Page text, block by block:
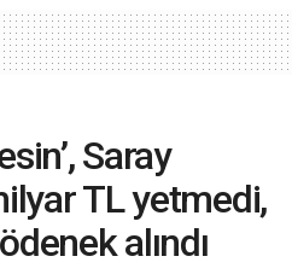
Saray
TL yetmedi,
alındı